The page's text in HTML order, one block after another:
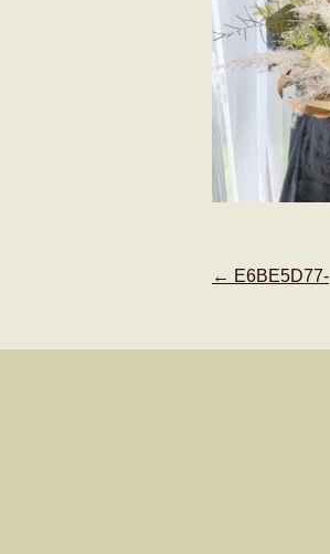
Post
← E6BE5D77-